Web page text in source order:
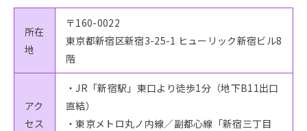
所在
地
〒160-0022
東京都新宿区新宿3-25-1 ヒューリック新宿ビル8
階
アク
セス
・JR「新宿駅」東口より徒歩1分（地下B11出口
直結）
・東京メトロ丸ノ内線／副都心線「新宿三丁目